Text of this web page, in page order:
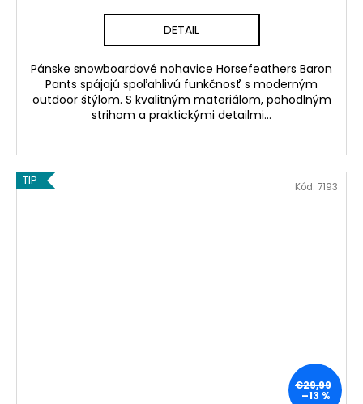
DETAIL
Pánske snowboardové nohavice Horsefeathers Baron
Pants spájajú spoľahlivú funkčnosť s moderným
outdoor štýlom. S kvalitným materiálom, pohodlným
strihom a praktickými detailmi...
TIP
€29,99
–13 %
Kód: 7193